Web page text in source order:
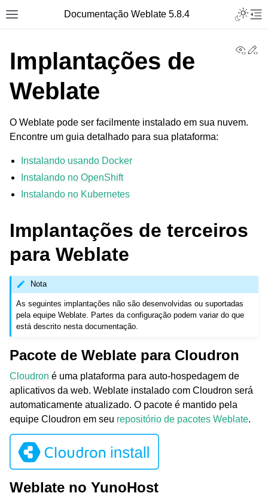
Toggle site navigation sidebar
Documentação Weblate 5.8.4 Toggle
navigation of Formatos de arquivos suportados
Implantações de
Weblate
O Weblate pode ser facilmente instalado em sua nuvem.
Encontre um guia detalhado para sua plataforma:
Instalando usando Docker
Instalando no OpenShift
Instalando no Kubernetes
Implantações de terceiros
para Weblate
Nota
As seguintes implantações não são desenvolvidas ou suportadas
pela equipe Weblate. Partes da configuração podem variar do que
está descrito nesta documentação.
Pacote de Weblate para Cloudron
Cloudron é uma plataforma para auto-hospedagem de
aplicativos da web. Weblate instalado com Cloudron será
automaticamente atualizado. O pacote é mantido pela
equipe Cloudron em seu repositório de pacotes Weblate.
Weblate no YunoHost